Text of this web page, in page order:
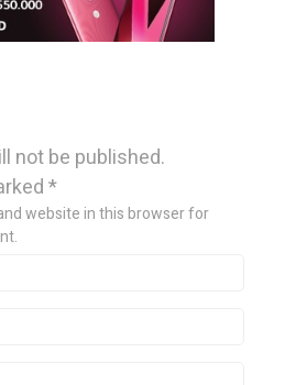
not be published.
*
website in this browser for